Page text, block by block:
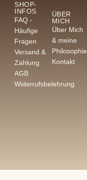
SHOP-
INFOS
FAQ -
Häufige
Fragen
Versand &
Zahlung
AGB
Widerrufsbelehrung
ÜBER
MICH
Über Mich
& meine
Philosophie
Kontakt